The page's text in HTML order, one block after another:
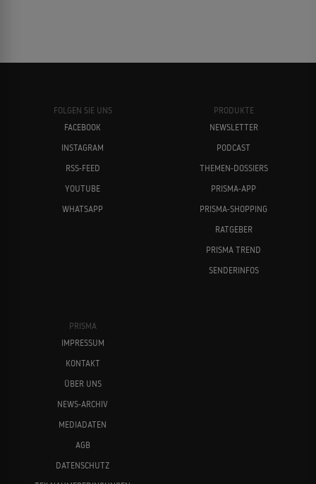
FOLGEN SIE UNS
FACEBOOK
INSTAGRAM
RSS-FEED
YOUTUBE
WHATSAPP
PRODUKTE
NEWSLETTER
PODCAST
THEMEN-DOSSIERS
PRISMA-APP
PRISMA-SHOPPING
RATGEBER
PRISMA TREND
SENDERINFOS
PRISMA
IMPRESSUM
KONTAKT
ÜBER UNS
NEWS-ARCHIV
MEDIADATEN
AGB
DATENSCHUTZ